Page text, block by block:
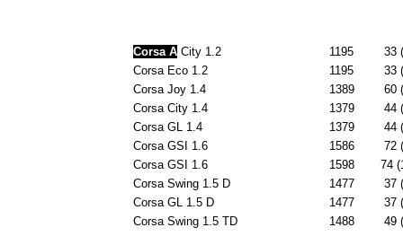
Corsa ACity 1.2 1195
33
Corsa Eco 1.2
1195
33
Corsa Joy 1.4
1389
60
Corsa City 1.4
1379
44
Corsa GL 1.4
1379
44
Corsa GSI 1.6
1586
72
Corsa GSI 1.6
1598
74
Corsa Swing 1.5 D
1477
37
Corsa GL 1.5 D
1477
37
Corsa Swing 1.5 TD
1488 49